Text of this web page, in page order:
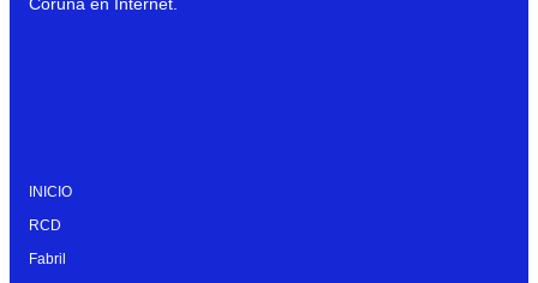
INICIO
RCD
Fabril